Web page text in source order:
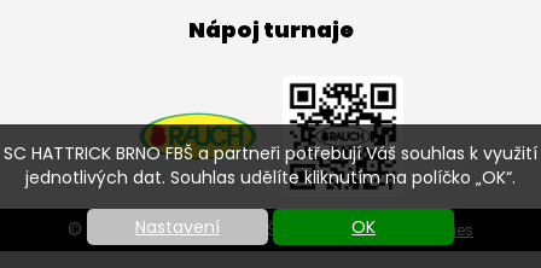
SC HATTRICK BRNO FBŠ a partneři potřebují Váš souhlas k využití
jednotlivých dat. Souhlas udělíte kliknutím na políčko „OK“.
Nastavení OK
Nápoj turnaje
© SC HATTRICK BRNO FBŠ 2026 | Nastavení cookies